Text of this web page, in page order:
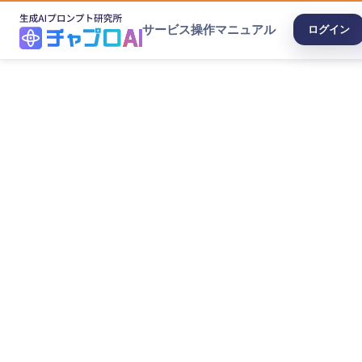
サービス操作マニュアル ログイン